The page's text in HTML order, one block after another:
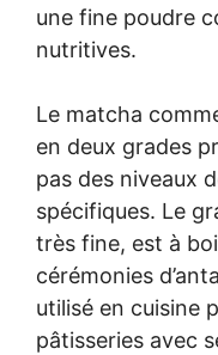
une fine poudre
nutritives.
Le matcha
en deux grades
pas des niveaux
spécifiques. Le
très fine, est à
cérémonies
utilisé en cuisine
pâtisseries avec